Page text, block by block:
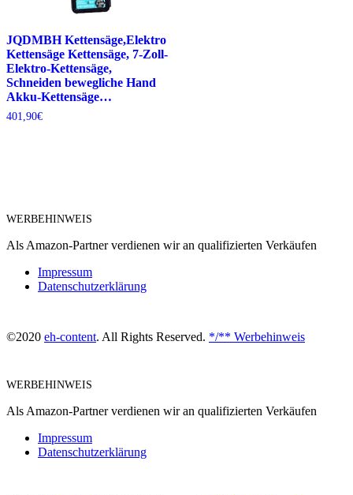
JQDMBH Kettensäge,Elektro
Kettensäge Kettensäge, 7-Zoll-
Elektro-Kettensäge,
Schneiden bewegliche Hand
Akku-Kettensäge…
401,90€
WERBEHINWEIS
Als Amazon-Partner verdienen wir an qualifizierten Verkäufen
Impressum
Datenschutzerklärung
©2020 eh-content. All Rights Reserved. */** Werbehinweis
WERBEHINWEIS
Als Amazon-Partner verdienen wir an qualifizierten Verkäufen
Impressum
Datenschutzerklärung